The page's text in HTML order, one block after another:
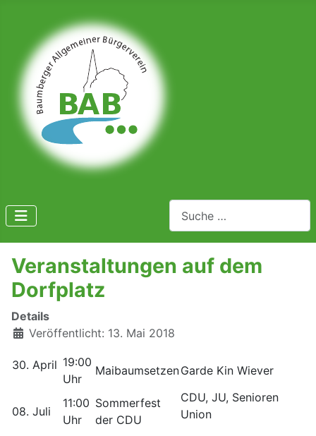
Veranstaltungen auf dem
Dorfplatz
Details
Veröffentlicht: 13. Mai 2018
30. April 19:00
Uhr
MaibaumsetzenGarde Kin Wiever
08. Juli
11:00
Uhr
Sommerfest
der CDU
CDU, JU, Senioren
Union